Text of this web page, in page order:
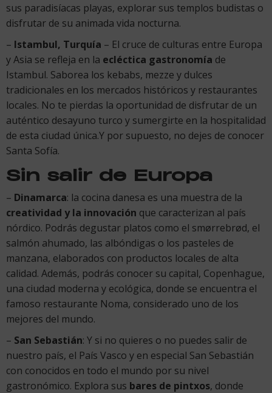
sus paradisíacas playas, explorar sus templos budistas o
disfrutar de su animada vida nocturna.
– Istambul, Turquía – El cruce de culturas entre Europa
y Asia se refleja en la ecléctica gastronomía de
Istambul. Saborea los kebabs, mezze y dulces
tradicionales en los mercados históricos y restaurantes
locales. No te pierdas la oportunidad de disfrutar de un
auténtico desayuno turco y sumergirte en la hospitalidad
de esta ciudad única.Y por supuesto, no dejes de conocer
Santa Sofía.
Sin salir de Europa
– Dinamarca: la cocina danesa es una muestra de la
creatividad y la innovación que caracterizan al país
nórdico. Podrás degustar platos como el smørrebrød, el
salmón ahumado, las albóndigas o los pasteles de
manzana, elaborados con productos locales de alta
calidad. Además, podrás conocer su capital, Copenhague,
una ciudad moderna y ecológica, donde se encuentra el
famoso restaurante Noma, considerado uno de los
mejores del mundo.
– San Sebastián: Y si no quieres o no puedes salir de
nuestro país, el País Vasco y en especial San Sebastián
con conocidos en todo el mundo por su nivel
gastronómico. Explora sus bares de pintxos, donde